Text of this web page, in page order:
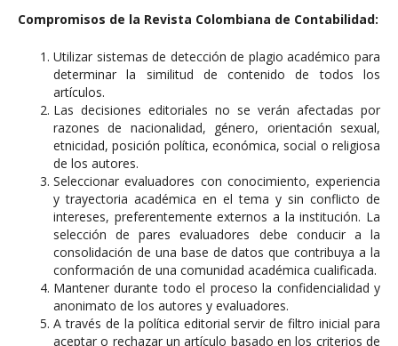
Compromisos de la Revista Colombiana de Contabilidad:
Utilizar sistemas de detección de plagio académico para
determinar la similitud de contenido de todos los
artículos.
Las decisiones editoriales no se verán afectadas por
razones de nacionalidad, género, orientación sexual,
etnicidad, posición política, económica, social o religiosa
de los autores.
Seleccionar evaluadores con conocimiento, experiencia
y trayectoria académica en el tema y sin conflicto de
intereses, preferentemente externos a la institución. La
selección de pares evaluadores debe conducir a la
consolidación de una base de datos que contribuya a la
conformación de una comunidad académica cualificada.
Mantener durante todo el proceso la confidencialidad y
anonimato de los autores y evaluadores.
A través de la política editorial servir de filtro inicial para
aceptar o rechazar un artículo basado en los criterios de